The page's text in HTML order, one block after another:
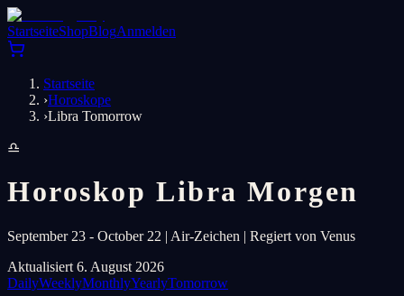
StartseiteShopBlogAnmelden
Startseite
›Horoskope
›Libra Tomorrow
♎
Horoskop Libra Morgen
September 23 - October 22 | Air-Zeichen | Regiert von Venus
Aktualisiert 6. August 2026
DailyWeeklyMonthlyYearlyTomorrow